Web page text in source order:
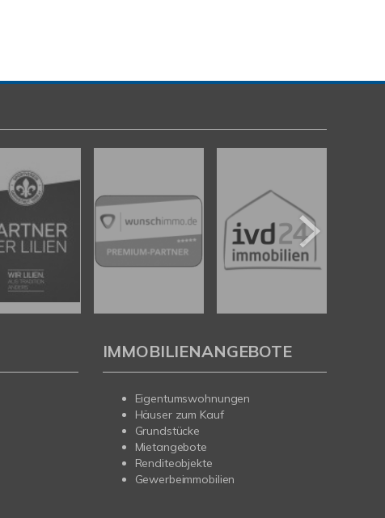
IMMOBILIENANGEBOTE
Eigentumswohnungen
Häuser zum Kauf
Grundstücke
Mietangebote
Renditeobjekte
Gewerbeimmobilien